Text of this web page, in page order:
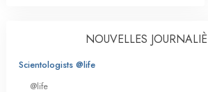
NOUVELLES
Scientologists @life
@life